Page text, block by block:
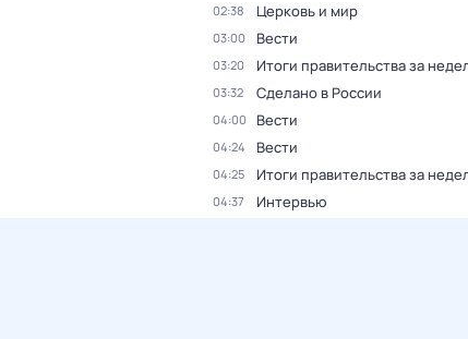
02:38 Церковь и мир
03:00 Вести
03:20 Итоги правительства за
03:32 Сделано в России
04:00 Вести
04:24 Вести
04:25 Итоги правительства за
04:37 Интервью